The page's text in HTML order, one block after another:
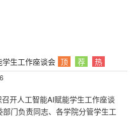
顶 荐 热
生工作座谈会
开人工智能AI赋能学生工作座谈
门负责同志、各学院分管学生工